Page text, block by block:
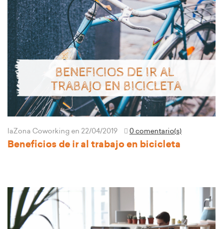
laZona Coworking en 22/04/2019 0 comentario(s)
Beneficios de ir al trabajo en bicicleta